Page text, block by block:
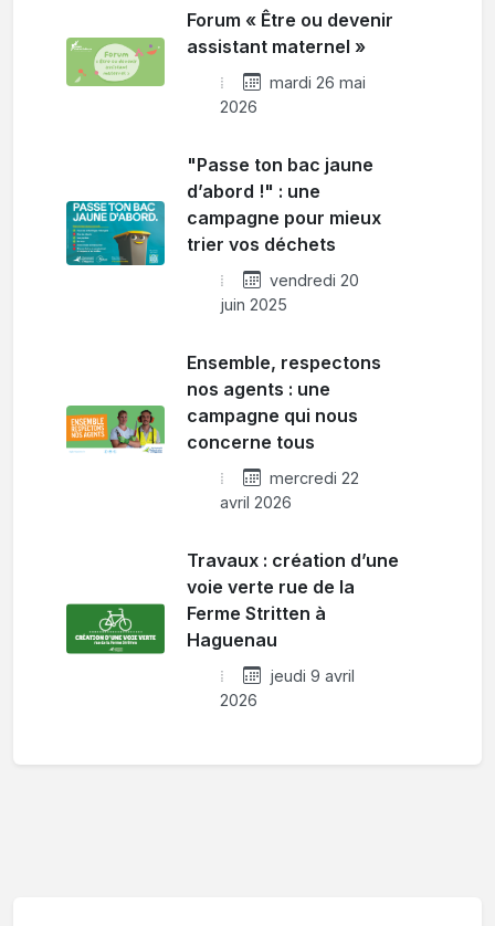
Forum « Être ou devenir
assistant maternel »
mardi 26 mai
2026
"Passe ton bac jaune
d’abord !" : une
campagne pour mieux
trier vos déchets
vendredi 20
juin 2025
Ensemble, respectons
nos agents : une
campagne qui nous
concerne tous
mercredi 22
avril 2026
Travaux : création d’une
voie verte rue de la
Ferme Stritten à
Haguenau
jeudi 9 avril
2026